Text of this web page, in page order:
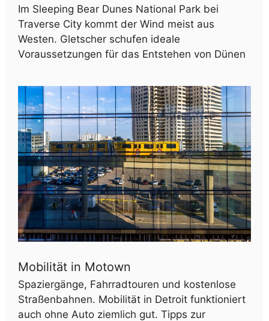
Im Sleeping Bear Dunes National Park bei
Traverse City kommt der Wind meist aus
Westen. Gletscher schufen ideale
Voraussetzungen für das Entstehen von Dünen
Mobilität in Motown
Spaziergänge, Fahrradtouren und kostenlose
Straßenbahnen. Mobilität in Detroit funktioniert
auch ohne Auto ziemlich gut. Tipps zur